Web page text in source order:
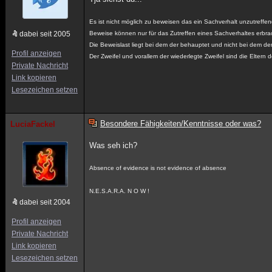
dabei seit 2005
Profil anzeigen
Private Nachricht
Link kopieren
Lesezeichen setzen
Es ist nicht möglich zu beweisen das ein Sachverhalt
Beweise können nur für das Zutreffen eines Sachverhaltes
Die Beweislast liegt bei dem der behauptet und nicht bei dem
Der Zweifel und vorallem der wiederlegte Zweifel sind die Eltern
LuciaFackel
dabei seit 2004
Profil anzeigen
Private Nachricht
Link kopieren
Lesezeichen setzen
Besondere Fähigkeiten/Kenntnisse oder was?
Was seh ich?
Absence of evidence is not evidence of absence
N.E.S.A.R.A. N O W !